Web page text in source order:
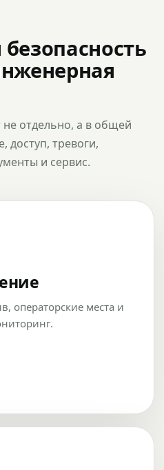
отдельно, а в общей
доступ, тревоги,
и сервис.
операторские места и